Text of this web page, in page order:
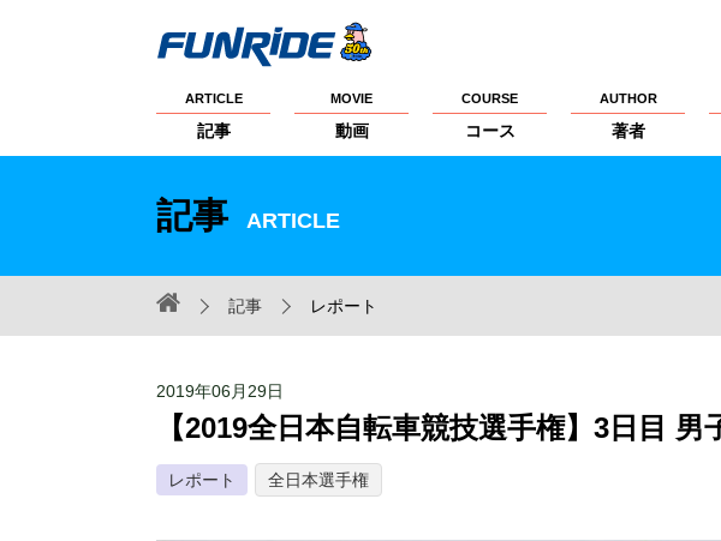
ARTICLE
記事
MOVIE
動画
COURSE
コース
AUTHOR
著者
記事 ARTICLE
記事 レポート
2019年06月29日
【2019全日本自転車競技選手権】3日目
レポート 全日本選手権